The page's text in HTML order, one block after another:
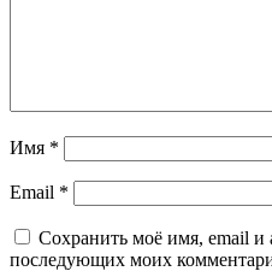
Имя *
Email *
Сохранить моё имя, email и
последующих моих